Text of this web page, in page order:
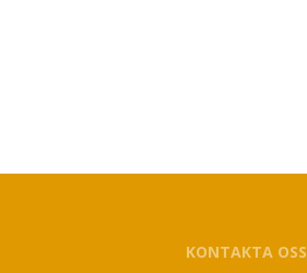
KONTAKTA OSS